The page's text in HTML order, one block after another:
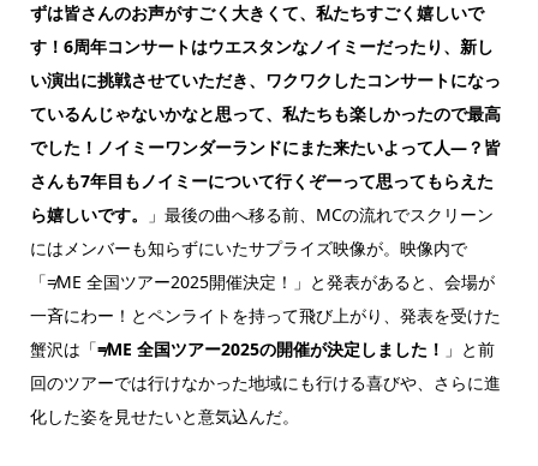
ずは皆さんのお声がすごく大きくて、私たちすごく嬉しいで
す！6周年コンサートはウエスタンなノイミーだったり、新し
い演出に挑戦させていただき、ワクワクしたコンサートになっ
ているんじゃないかなと思って、私たちも楽しかったので最高
でした！ノイミーワンダーランドにまた来たいよって人―？皆
さんも7年目もノイミーについて行くぞーって思ってもらえた
ら嬉しいです。
」最後の曲へ移る前、MCの流れでスクリーン
にはメンバーも知らずにいたサプライズ映像が。映像内で
「≠ME 全国ツアー2025開催決定！」と発表があると、会場が
一斉にわー！とペンライトを持って飛び上がり、発表を受けた
蟹沢は「≠ME 全国ツアー2025の開催が決定しました！ 」と前
回のツアーでは行けなかった地域にも行ける喜びや、さらに進
化した姿を見せたいと意気込んだ。